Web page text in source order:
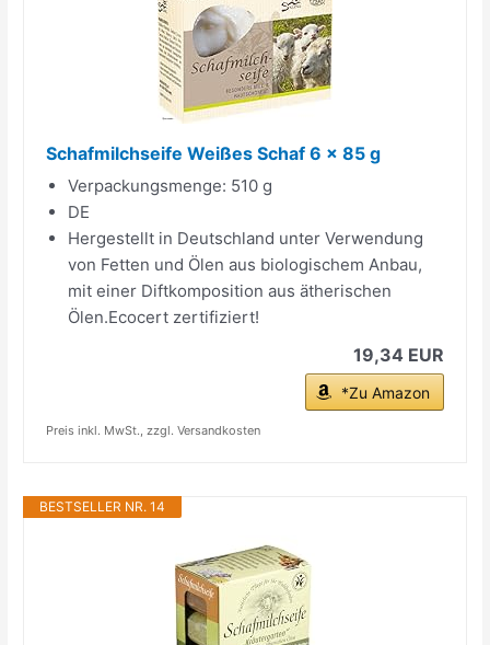
Schafmilchseife Weißes Schaf 6 x 85 g
Verpackungsmenge: 510 g
DE
Hergestellt in Deutschland unter Verwendung
von Fetten und Ölen aus biologischem Anbau,
mit einer Diftkomposition aus ätherischen
Ölen.Ecocert zertifiziert!
19,34 EUR
*Zu Amazon
Preis inkl. MwSt., zzgl. Versandkosten
BESTSELLER NR. 14